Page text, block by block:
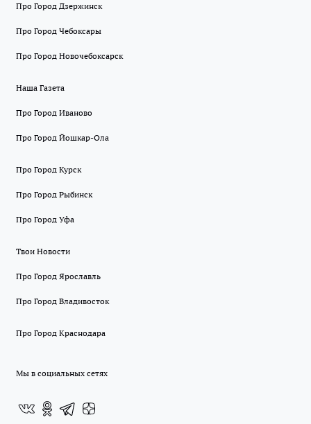
Про Город Дзержинск
Про Город Чебоксары
Про Город Новочебоксарск
Наша Газета
Про Город Иваново
Про Город Йошкар-Ола
Про Город Курск
Про Город Рыбинск
Про Город Уфа
Твои Новости
Про Город Ярославль
Про Город Владивосток
Про Город Краснодара
Мы в социальных сетях